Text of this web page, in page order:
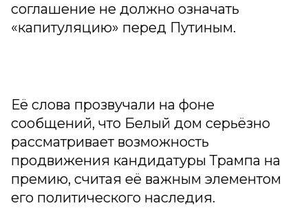
соглашение не должно означать
«капитуляцию» перед Путиным.
Её слова прозвучали на фоне
сообщений, что Белый дом серьёзно
рассматривает возможность
продвижения кандидатуры Трампа на
премию, считая её важным элементом
его политического наследия.